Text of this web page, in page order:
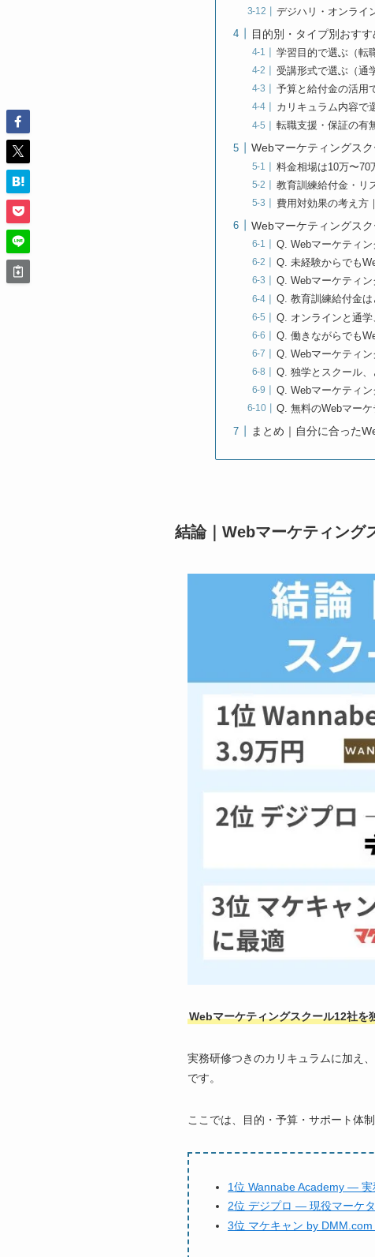
デジハリ・オンライ
目的別・タイプ別おす
学習目的で選ぶ（転
受講形式で選ぶ（通
予算と給付金の活用
カリキュラム内容で
転職支援・保証の有
Webマーケティングス
料金相場は10万〜70
教育訓練給付金・リ
費用対効果の考え方
Webマーケティングス
Q. Webマーケティ
Q. 未経験からでも
Q. Webマーケティ
Q. 教育訓練給付金
Q. オンラインと通
Q. 働きながらでも
Q. Webマーケティ
Q. 独学とスクール
Q. Webマーケティ
Q. 無料のWebマー
まとめ｜自分に合った
結論｜Webマーケティング
Webマーケティングスクール12社
実務研修つきのカリキュラムに加え
です。
ここでは、目的・予算・サポート体
1位 Wannabe Academy —
2位 デジプロ — 現役マーケ
3位 マケキャン by